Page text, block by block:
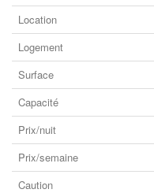
Location
Logement
Surface
Capacité
Prix/nuit
Prix/semaine
Caution